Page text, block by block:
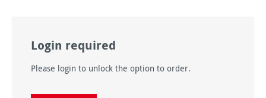
Login required
Please login to unlock the option to order.